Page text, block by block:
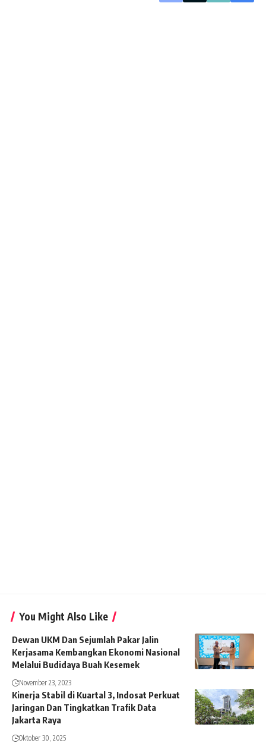
You Might Also Like
Dewan UKM Dan Sejumlah Pakar Jalin
Kerjasama Kembangkan Ekonomi Nasional
Melalui Budidaya Buah Kesemek
November 23, 2023
Kinerja Stabil di Kuartal 3, Indosat Perkuat
Jaringan Dan Tingkatkan Trafik Data
Jakarta Raya
Oktober 30, 2025